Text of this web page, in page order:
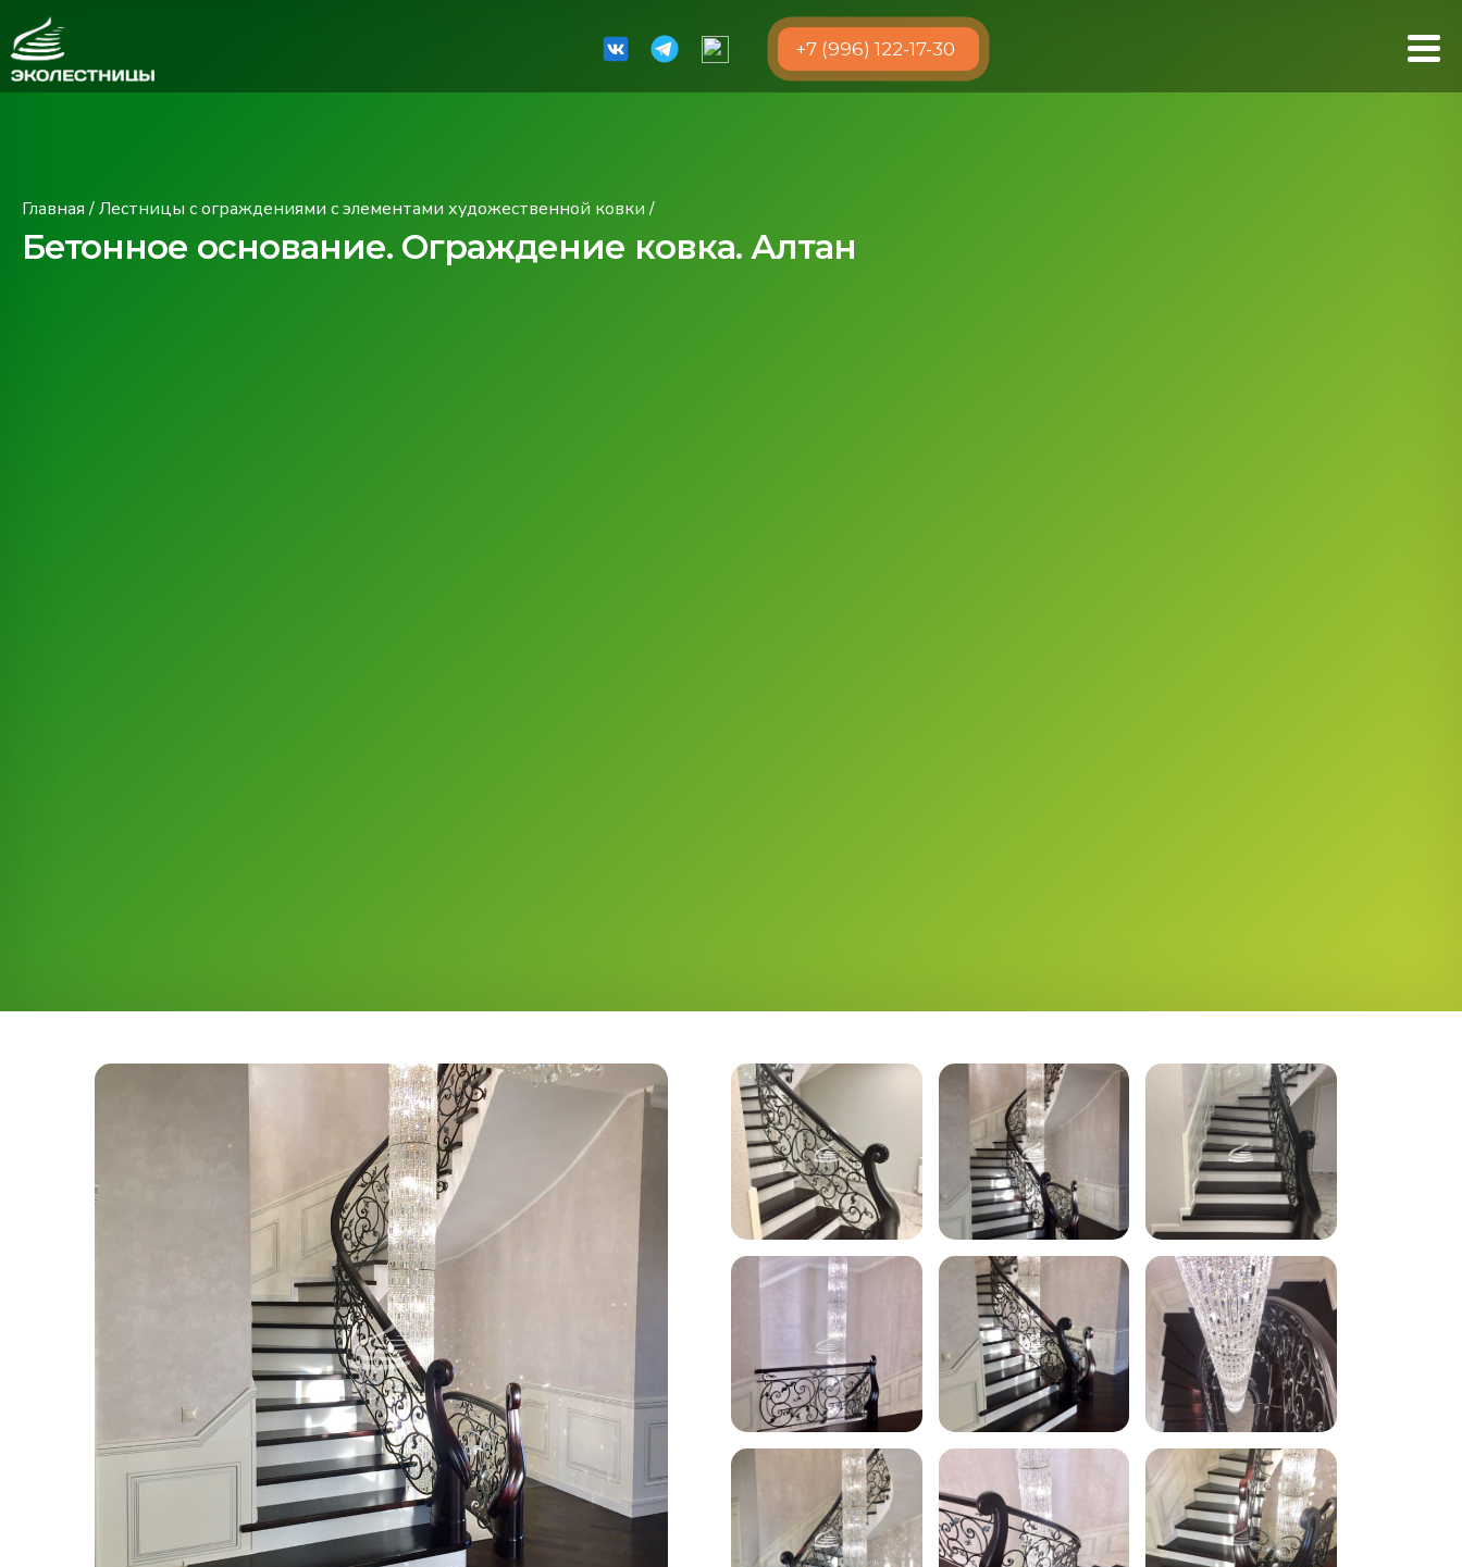
+7 (996) 122-17-30
Главная/Лестницы с ограждениями с элементами художественной ковки/
Бетонное основание. Ограждение ковка. Алтан